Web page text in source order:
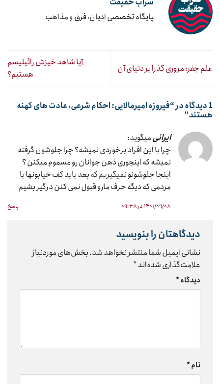
‍پایگاه تخصصی ادیان، فرق و مذاهب
علم جفر؛ مروری گذرا بر دنیای آن
آیا شاهد خیزش رائیلیسم
هستیم؟
1 دیدگاه در “ فیروزه امیرمالایی: احکام شرعی، عادت های کهنه
هستند”
ایرانیمیگوید:
چرا با این افراد برخوردی نمیشه؟ چرا جلوشون گرفته
نمیشه که اینجوری ذهن جوانان رو مسموم میکنن ؟
اینجا جلوشونو نمیگیریم که بعد باید کف خیابونها با
مردمی که دیگه حرف مارو قبول نمی کنن درگیر بشیم
۱۴۰۱/۰۹/۰۸ در ۰۹:۴۸ پاسخ
دیدگاهتان را بنویسید
نشانی ایمیل شما منتشر نخواهد شد.بخش‌های موردنیاز
علامت‌گذاری شده‌اند*
دیدگاه*
نام*